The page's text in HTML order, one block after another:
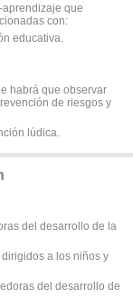
que
con:
educativa.
habrá que observar
de riesgos y
lúdica.
del desarrollo de la
a los niños y
del desarrollo de